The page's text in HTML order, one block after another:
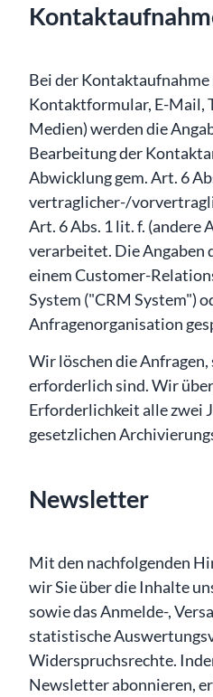
Bei der Kontaktaufnahme
Kontaktformular, E-Mail,
Medien) werden die
Bearbeitung der
Abwicklung gem. Art. 6
vertraglicher-/
Art. 6 Abs. 1 lit. f. (andere
verarbeitet. Die Angaben
einem Customer-
System ("CRM System")
Anfragenorganisation
Wir löschen die
erforderlich sind. Wir
Erforderlichkeit alle zwei
gesetzlichen
Newsletter
Mit den nachfolgenden
wir Sie über die Inhalte
sowie das Anmelde-,
statistische
Widerspruchsrechte.
Newsletter abonnieren,